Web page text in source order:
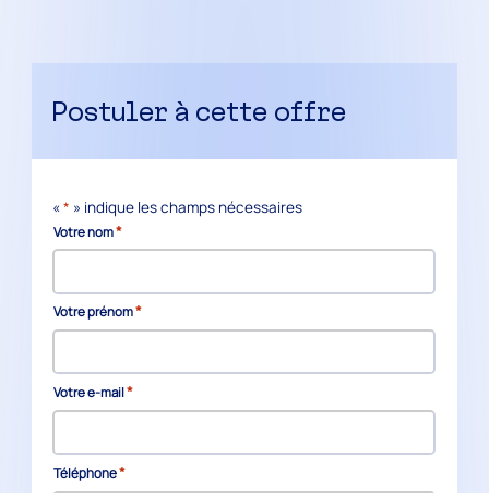
Postuler à cette offre
«* » indique les champs nécessaires
Votre nom*
Votre prénom*
Votre e-mail*
Téléphone*